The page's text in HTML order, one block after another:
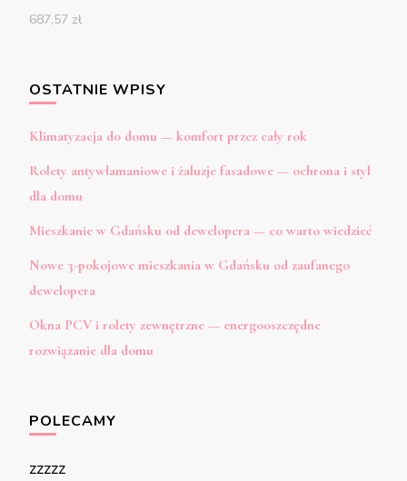
687,57 zł
OSTATNIE WPISY
Klimatyzacja do domu — komfort przez cały rok
Rolety antywłamaniowe i żaluzje fasadowe — ochrona i styl
dla domu
Mieszkanie w Gdańsku od dewelopera — co warto wiedzieć
Nowe 3-pokojowe mieszkania w Gdańsku od zaufanego
dewelopera
Okna PCV i rolety zewnętrzne — energooszczędne
rozwiązanie dla domu
POLECAMY
zzzzz